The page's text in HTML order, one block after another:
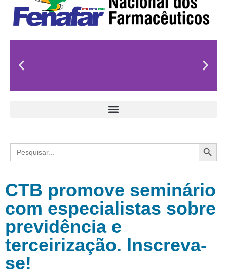
Search
for:
CTB promove seminário
com especialistas sobre
previdência e
terceirização. Inscreva-
se!